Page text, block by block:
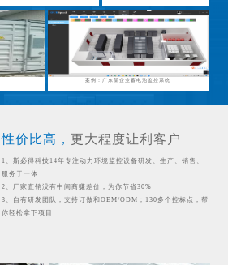
案例：广东某企业蓄电池监控系统
性价比高， 更大程度让利客户
1、斯必得科技14年专注动力环境监控设备研发、生产、销售、
服务于一体
2、厂家直销没有中间商赚差价，为你节省30%
3、自有研发团队，支持订做和OEM/ODM；130多个控标点，帮
你轻松拿下项目